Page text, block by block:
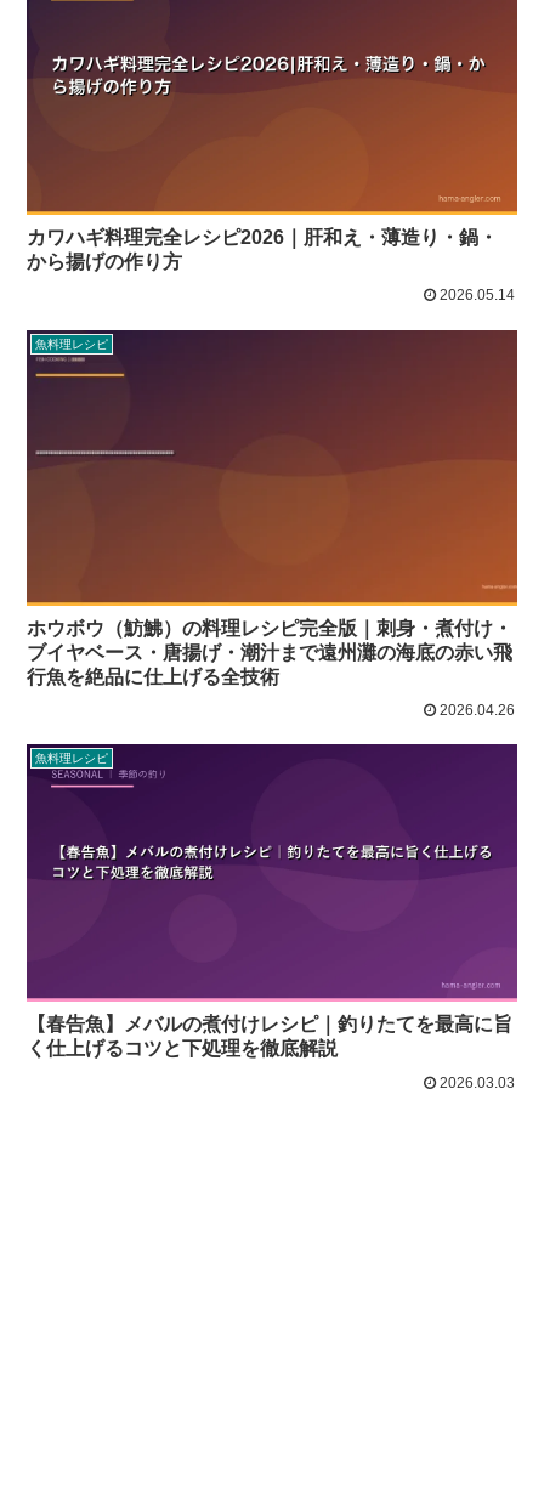
カワハギ料理完全レシピ2026｜肝和え・薄造り・鍋・
から揚げの作り方
2026.05.14
魚料理レシピ
ホウボウ（魴鮄）の料理レシピ完全版｜刺身・煮付け・
ブイヤベース・唐揚げ・潮汁まで遠州灘の海底の赤い飛
行魚を絶品に仕上げる全技術
2026.04.26
魚料理レシピ
【春告魚】メバルの煮付けレシピ｜釣りたてを最高に旨
く仕上げるコツと下処理を徹底解説
2026.03.03